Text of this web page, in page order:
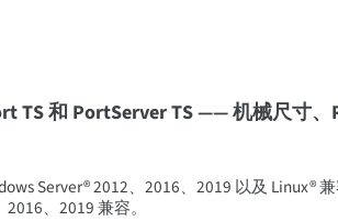
TS 和 PortServer TS —— 机械尺寸
Server® 2012、2016、2019 以及 Linux®
、2019 兼容。